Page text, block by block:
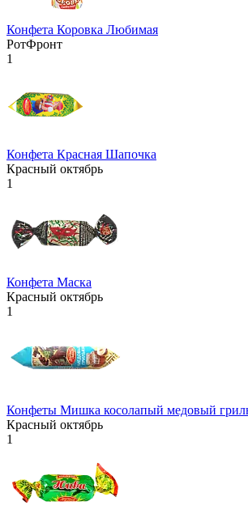
Конфета Коровка Любимая
РотФронт
1
Конфета Красная Шапочка
Красный октябрь
1
Конфета Маска
Красный октябрь
1
Конфеты Мишка косолапый медовый
Красный октябрь
1